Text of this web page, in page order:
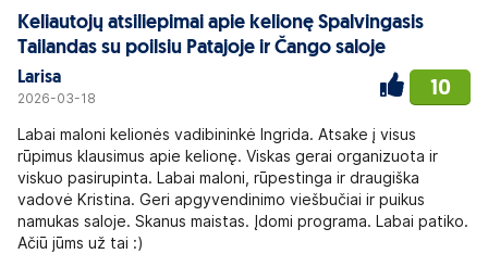
Keliautojų atsiliepimai apie kelionę Spalvingasis
Tailandas su poilsiu Patajoje ir Čango saloje
Larisa
2026-03-18 10
Labai maloni kelionės vadibininkė Ingrida. Atsake į visus
rūpimus klausimus apie kelionę. Viskas gerai organizuota ir
viskuo pasirupinta. Labai maloni, rūpestinga ir draugiška
vadovė Kristina. Geri apgyvendinimo viešbučiai ir puikus
namukas saloje. Skanus maistas. Įdomi programa. Labai patiko.
Ačiū jūms už tai :)